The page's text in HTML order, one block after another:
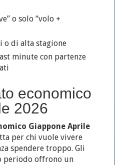
o solo “volo +
o di alta stagione
minute con partenze
economico
2026
Giappone Aprile
per chi vuole vivere
spendere troppo. Gli
periodo offrono un